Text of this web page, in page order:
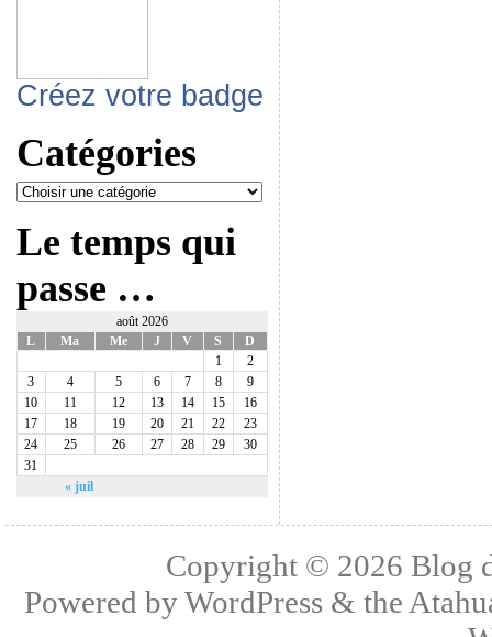
Créez votre badge
Catégories
Le temps qui
passe …
août 2026
L
Ma Me J V S D
« juil
1
2
3
4 5 6 7 8
9
10
11 12 13 14 15
16
17
18 19 20 21 22
23
24
25 26 27 28 29
30
31
Copyright © 2026 Blog
Powered byWordPress & the